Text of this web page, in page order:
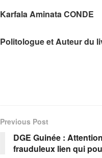
Karfala Aminata CONDE
Politologue et Auteur du
Previous Post
DGE Guinée :
frauduleux lien qui